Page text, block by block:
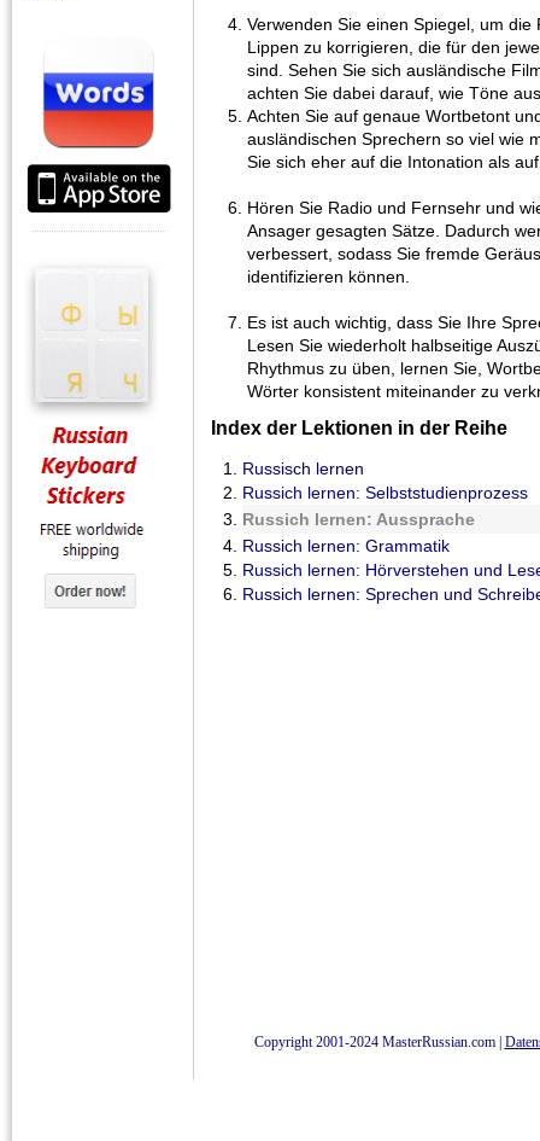
Verwenden Sie einen Spiegel, um
Lippen zu korrigieren, die für den
sind. Sehen Sie sich ausländische
achten Sie dabei darauf, wie Töne
Achten Sie auf genaue Wortbetont
ausländischen Sprechern so viel wie
Sie sich eher auf die Intonation als
Hören Sie Radio und Fernsehr und
Ansager gesagten Sätze. Dadurch
verbessert, sodass Sie fremde
identifizieren können.
Es ist auch wichtig, dass Sie Ihre
Lesen Sie wiederholt halbseitige
Rhythmus zu üben, lernen Sie,
Wörter konsistent miteinander zu
Index der Lektionen in der Reihe
Russisch lernen
Russich lernen: Selbststudienprozess
Russich lernen: Aussprache
Russich lernen: Grammatik
Russich lernen: Hörverstehen und
Russich lernen: Sprechen und
Copyright 2001-2024 MasterRussian.com|